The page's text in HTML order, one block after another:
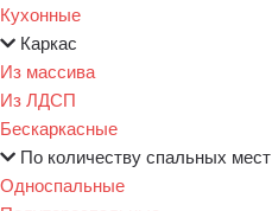
Кухонные
Каркас
Из массива
Из ЛДСП
Бескаркасные
По количеству спальных мест
Односпальные